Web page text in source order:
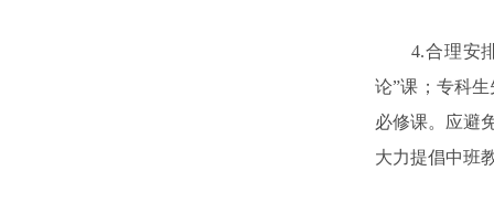
4.合理安排
论”课；专科
必修课。应避
大力提倡中班